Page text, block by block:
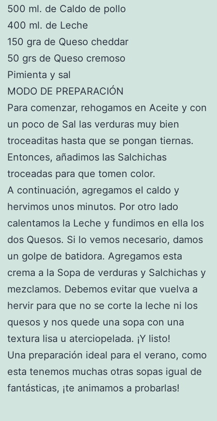
500 ml. de Caldo de pollo
400 ml. de Leche
150 gra de Queso cheddar
50 grs de Queso cremoso
Pimienta y sal
MODO DE PREPARACIÓN
Para comenzar, rehogamos en Aceite y con
un poco de Sal las verduras muy bien
troceaditas hasta que se pongan tiernas.
Entonces, añadimos las Salchichas
troceadas para que tomen color.
A continuación, agregamos el caldo y
hervimos unos minutos. Por otro lado
calentamos la Leche y fundimos en ella los
dos Quesos. Si lo vemos necesario, damos
un golpe de batidora. Agregamos esta
crema a la Sopa de verduras y Salchichas y
mezclamos. Debemos evitar que vuelva a
hervir para que no se corte la leche ni los
quesos y nos quede una sopa con una
textura lisa u aterciopelada. ¡Y listo!
Una preparación ideal para el verano, como
esta tenemos muchas otras sopas igual de
fantásticas, ¡te animamos a probarlas!